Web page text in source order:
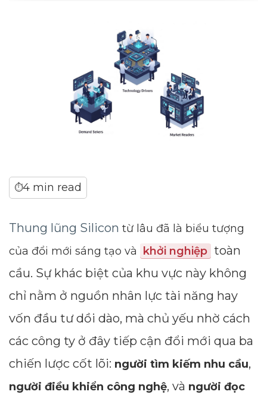
⏱4 min read
Thung lũng Silicon từ lâu đã là biểu tượng
của đổi mới sáng tạo và
khởi nghiệp toàn
cầu. Sự khác biệt của khu vực này không
chỉ nằm ở nguồn nhân lực tài năng hay
vốn đầu tư dồi dào, mà chủ yếu nhờ cách
các công ty ở đây tiếp cận đổi mới qua ba
chiến lược cốt lõi: người tìm kiếm nhu cầu,
người điều khiển công nghệ, và người đọc